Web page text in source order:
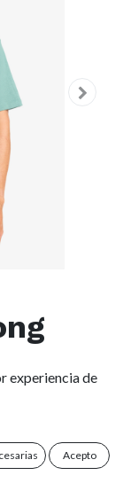
experiencia de
Acepto